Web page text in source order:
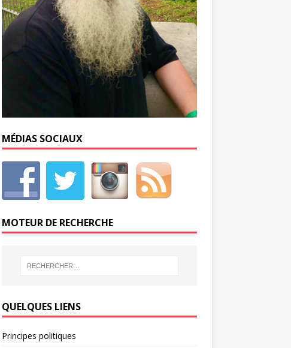
MÉDIAS SOCIAUX
MOTEUR DE RECHERCHE
QUELQUES LIENS
Principes politiques